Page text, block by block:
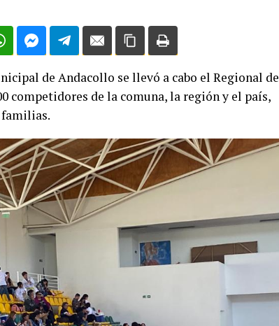
de Andacollo se llevó a cabo el Regional de
competidores de la comuna, la región y el país,
familias.